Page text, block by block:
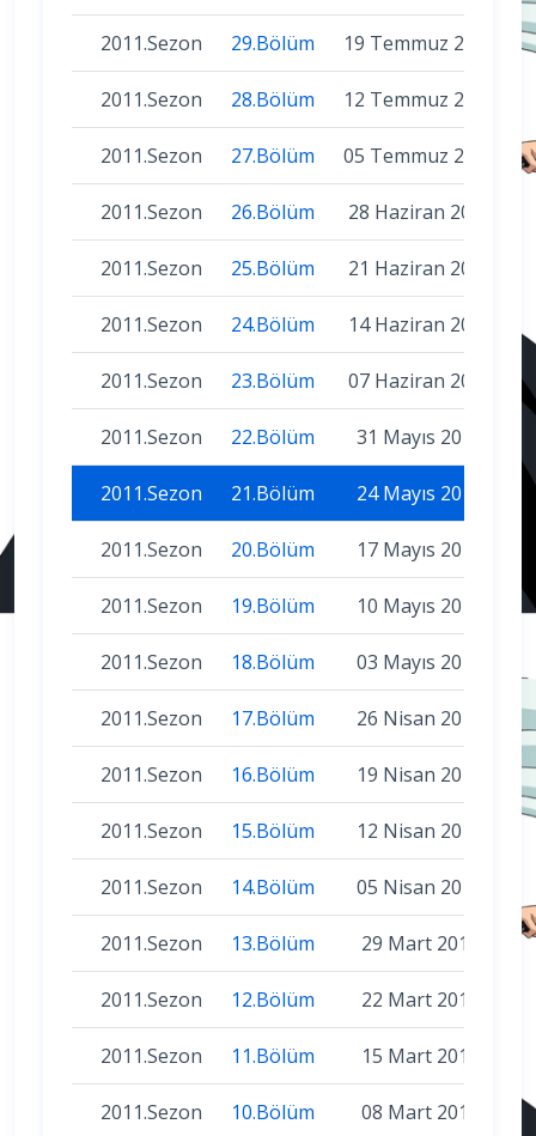
2011.Sezon 29.Bölüm 19 Temmuz 2011
2011.Sezon 28.Bölüm 12 Temmuz 2011
2011.Sezon 27.Bölüm 05 Temmuz 2011
2011.Sezon 26.Bölüm 28 Haziran 2011
2011.Sezon 25.Bölüm 21 Haziran 2011
2011.Sezon 24.Bölüm 14 Haziran 2011
2011.Sezon 23.Bölüm 07 Haziran 2011
2011.Sezon 22.Bölüm 31 Mayıs 2011
2011.Sezon 21.Bölüm 24 Mayıs 2011
2011.Sezon 20.Bölüm 17 Mayıs 2011
2011.Sezon 19.Bölüm 10 Mayıs 2011
2011.Sezon 18.Bölüm 03 Mayıs 2011
2011.Sezon 17.Bölüm 26 Nisan 2011
2011.Sezon 16.Bölüm 19 Nisan 2011
2011.Sezon 15.Bölüm 12 Nisan 2011
2011.Sezon 14.Bölüm 05 Nisan 2011
2011.Sezon 13.Bölüm 29 Mart 2011
2011.Sezon 12.Bölüm 22 Mart 2011
2011.Sezon 11.Bölüm 15 Mart 2011
2011.Sezon 10.Bölüm 08 Mart 2011